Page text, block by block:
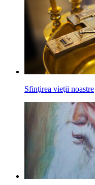
Sfinţirea vieţii noastre